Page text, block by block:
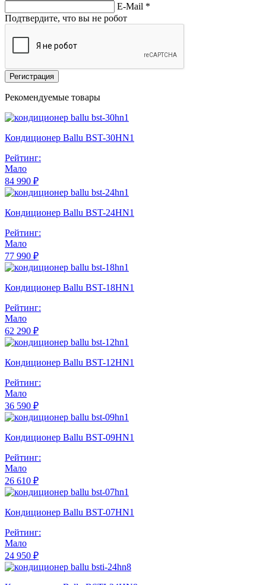
E-Mail *
Подтвердите, что вы не робот
Регистрация
Рекомендуемые товары
Кондиционер Ballu BST-30HN1
Рейтинг:
Мало
84 990 ₽
Кондиционер Ballu BST-24HN1
Рейтинг:
Мало
77 990 ₽
Кондиционер Ballu BST-18HN1
Рейтинг:
Мало
62 290 ₽
Кондиционер Ballu BST-12HN1
Рейтинг:
Мало
36 590 ₽
Кондиционер Ballu BST-09HN1
Рейтинг:
Мало
26 610 ₽
Кондиционер Ballu BST-07HN1
Рейтинг:
Мало
24 950 ₽